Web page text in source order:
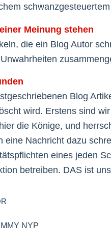
Meinung stehen
die ein Blog Autor
Blog
wird. Erstens sind
die Könige, und
Nachricht dazu
eines jeden
betreiben. DAS ist
NYP